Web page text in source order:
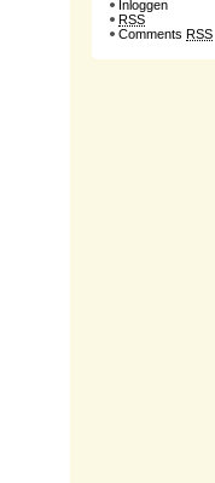
Inloggen
RSS
Comments RSS